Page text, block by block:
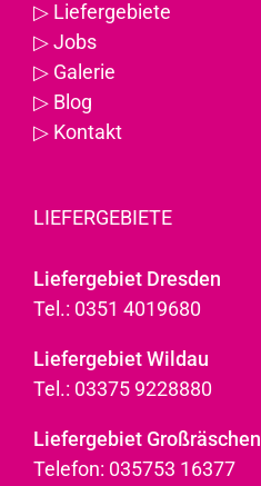
▷ Liefergebiete
▷Jobs
▷ Galerie
▷ Blog
▷ Kontakt
LIEFERGEBIETE
Liefergebiet Dresden
Tel.: 0351 4019680
Liefergebiet Wildau
Tel.: 03375 9228880
Liefergebiet Großräschen
Telefon: 035753 16377